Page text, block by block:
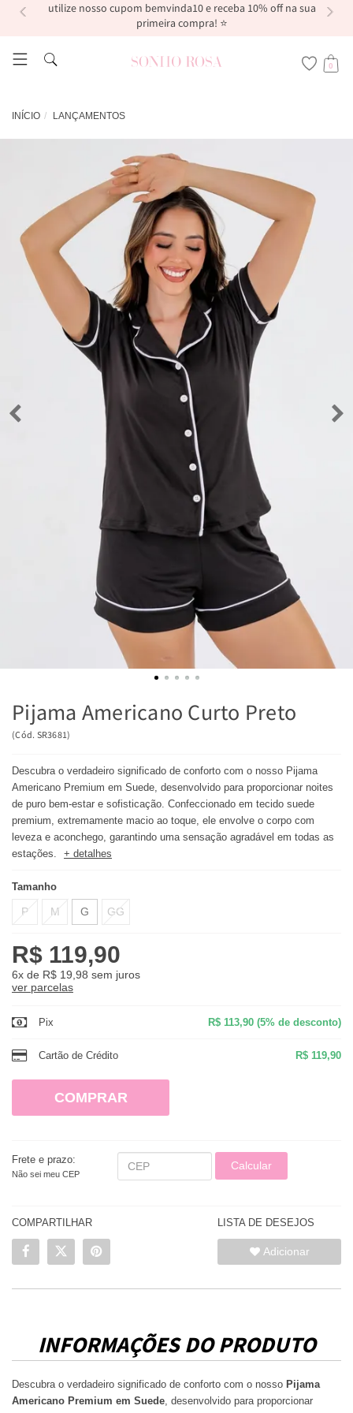
utilize nosso cupom bemvinda10 e receba 10% off na sua
primeira compra! ⭐
0
INÍCIO LANÇAMENTOS
Pijama Americano Curto Preto
(Cód. SR3681)
Descubra o verdadeiro significado de conforto com o nosso Pijama
Americano Premium em Suede, desenvolvido para proporcionar noites
de puro bem-estar e sofisticação. Confeccionado em tecido suede
premium, extremamente macio ao toque, ele envolve o corpo com
leveza e aconchego, garantindo uma sensação agradável em todas as
estações.
+ detalhes
Tamanho
P M G GG
R$ 119,90
6x de R$ 19,98 sem juros
ver parcelas
Pix R$ 113,90 (5% de desconto)
Cartão de Crédito R$ 119,90
COMPRAR
Frete e prazo:
Não sei meu CEP
Calcular
COMPARTILHAR LISTA DE DESEJOS
Adicionar
INFORMAÇÕES DO PRODUTO
Descubra o verdadeiro significado de conforto com o nosso Pijama
Americano Premium em Suede, desenvolvido para proporcionar